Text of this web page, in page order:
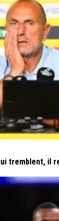
tremblent, il